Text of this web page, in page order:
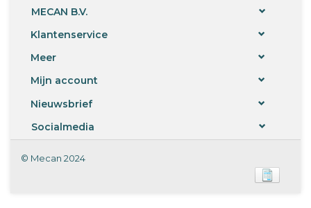
MECAN B.V.
Klantenservice
Meer
Mijn account
Nieuwsbrief
Socialmedia